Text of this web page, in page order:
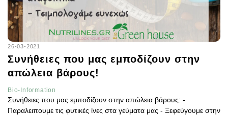
26-03-2021
Συνήθειες που μας εμποδίζουν στην
απώλεια βάρους!
Bio-Information
Συνήθειες που μας εμποδίζουν στην απώλεια βάρους: -
Παραλειπουμε τις φυτικές ίνες στα γεύματα μας - Ξεφεύγουμε στην